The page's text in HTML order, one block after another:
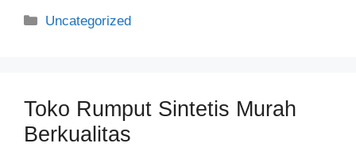
Categories
Uncategorized
Toko Rumput Sintetis Murah
Berkualitas